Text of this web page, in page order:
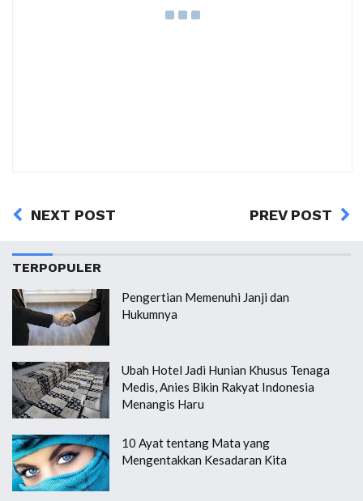
NEXT POST PREV POST
TERPOPULER
Pengertian Memenuhi Janji dan
Hukumnya
Ubah Hotel Jadi Hunian Khusus Tenaga
Medis, Anies Bikin Rakyat Indonesia
Menangis Haru
10 Ayat tentang Mata yang
Mengentakkan Kesadaran Kita